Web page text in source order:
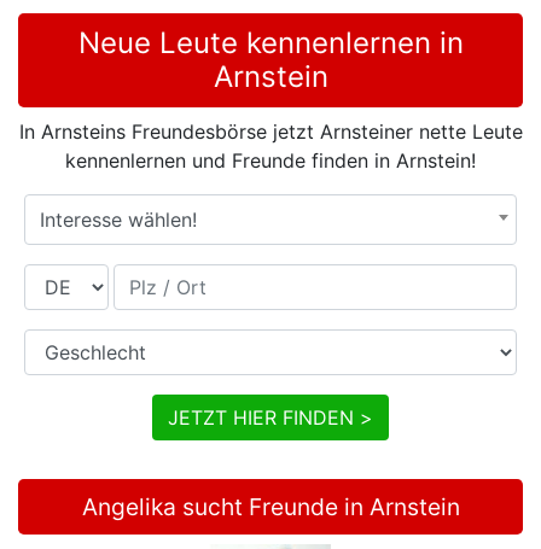
Neue Leute kennenlernen in
Arnstein
In Arnsteins Freundesbörse jetzt Arnsteiner nette Leute
kennenlernen und Freunde finden in Arnstein!
Interesse wählen!
Land Plz / Ort
Geschlecht
JETZT HIER FINDEN >
Angelika sucht Freunde in Arnstein